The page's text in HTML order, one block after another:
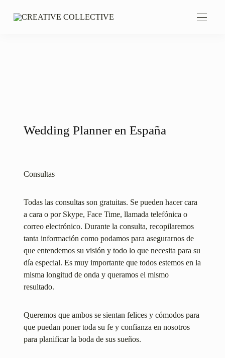
Wedding Planner en España
Consultas
Todas las consultas son gratuitas. Se pueden hacer cara
a cara o por Skype, Face Time, llamada telefónica o
correo electrónico. Durante la consulta, recopilaremos
tanta información como podamos para asegurarnos de
que entendemos su visión y todo lo que necesita para su
día especial. Es muy importante que todos estemos en la
misma longitud de onda y queramos el mismo
resultado.
Queremos que ambos se sientan felices y cómodos para
que puedan poner toda su fe y confianza en nosotros
para planificar la boda de sus sueños.